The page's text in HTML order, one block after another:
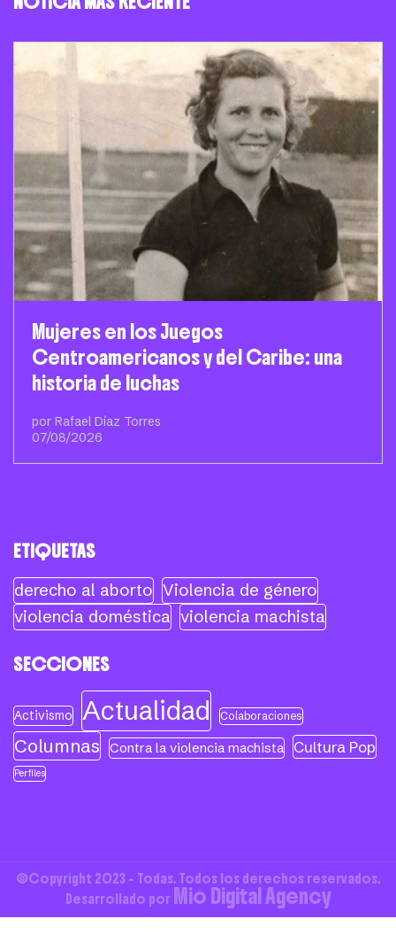
Mujeres en los Juegos
Centroamericanos y del Caribe: una
historia de luchas
por Rafael Díaz Torres
07/08/2026
ETIQUETAS
derecho al aborto Violencia de género
violencia doméstica violencia machista
SECCIONES
Activismo Actualidad Colaboraciones
Columnas Contra la violencia machista Cultura Pop
Perfiles
©Copyright 2023 - Todas. Todos los derechos reservados.
Desarrollado por Mio Digital Agency